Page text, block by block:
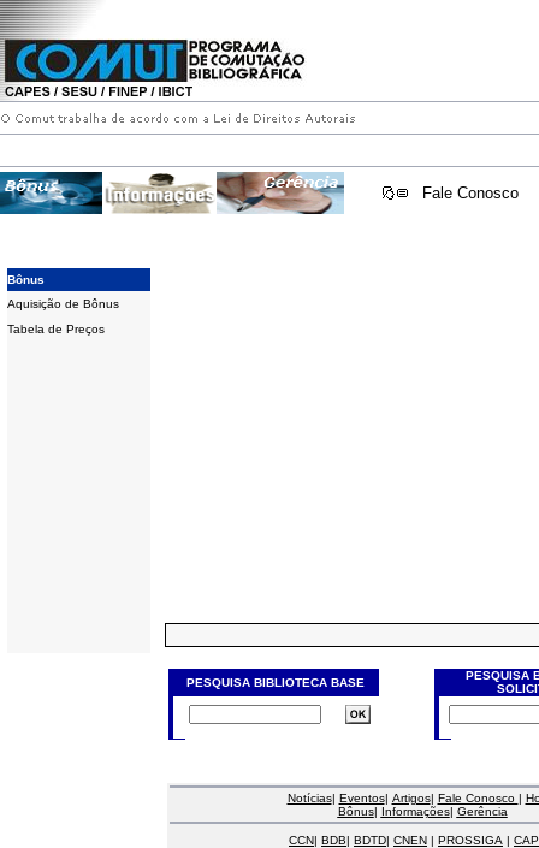
Fale Conosco
Bônus
Aquisição de Bônus
Tabela de Preços
PESQUISA BIBLIOTECA BASE
PESQUISA
Notícias| Eventos| Artigos| Fale Conosco |
Bônus| Informações| Gerência
CCN| BDB| BDTD| CNEN | PROSSIGA |